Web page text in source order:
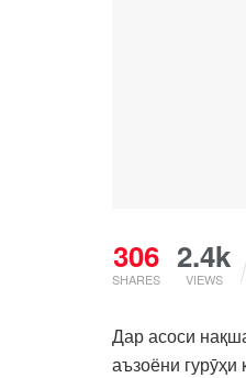
306
SHARES
2.4k
VIEWS
Дар асоси
аъзоёни